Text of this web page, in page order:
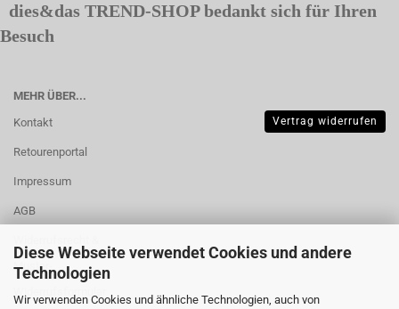
Diese Webseite verwendet Cookies und andere
Technologien
Wir verwenden Cookies und ähnliche Technologien, auch von
dies&das TREND-SHOP bedankt sich für Ihren
Besuch
MEHR ÜBER...
Kontakt
Retourenportal
Impressum
AGB
Muster-
Widerrufsformular
Vertrag widerrufen